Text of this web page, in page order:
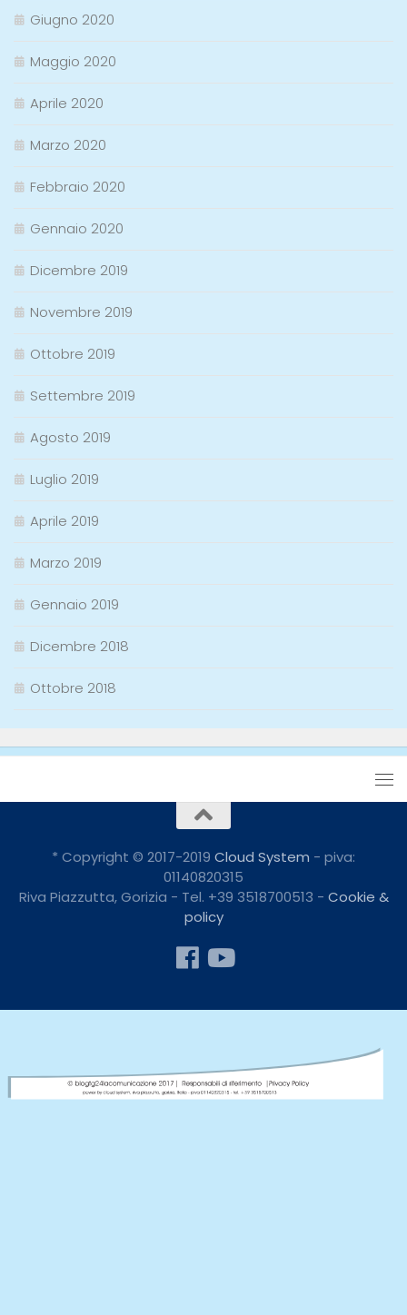
Giugno 2020
Maggio 2020
Aprile 2020
Marzo 2020
Febbraio 2020
Gennaio 2020
Dicembre 2019
Novembre 2019
Ottobre 2019
Settembre 2019
Agosto 2019
Luglio 2019
Aprile 2019
Marzo 2019
Gennaio 2019
Dicembre 2018
Ottobre 2018
* Copyright © 2017-2019 Cloud System - piva:
01140820315
Riva Piazzutta, Gorizia - Tel. +39 3518700513 - Cookie &
policy